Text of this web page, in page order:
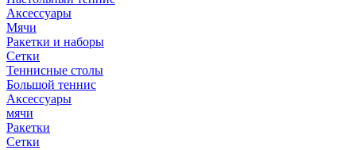
Аксессуары
Мячи
Ракетки и наборы
Сетки
Теннисные столы
Большой теннис
Аксессуары
мячи
Ракетки
Сетки